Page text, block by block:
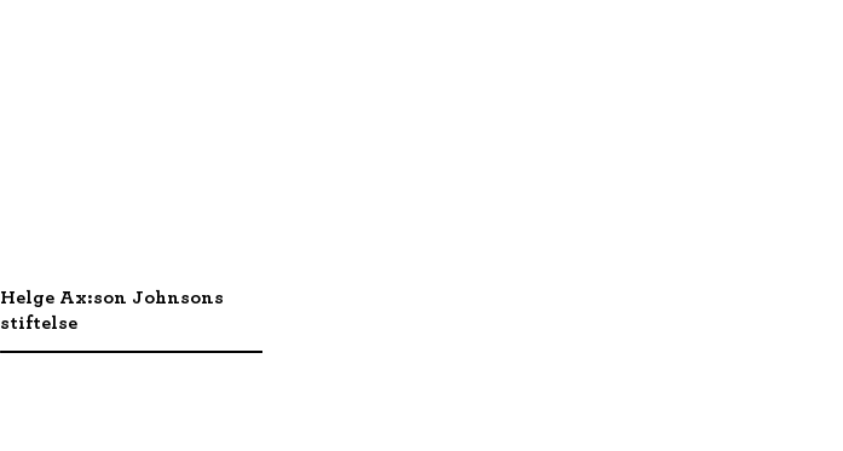
Helge Ax:son Johnsons
stiftelse